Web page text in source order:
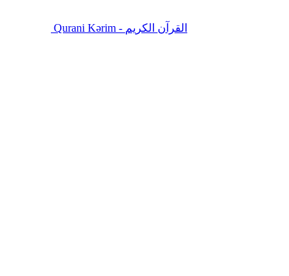
Qurani Kərim - القرآن الكريم